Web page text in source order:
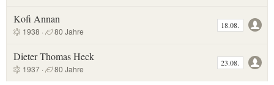
Kofi Annan
1938 · 80 Jahre
18.08.
Dieter Thomas Heck
1937 · 80 Jahre
23.08.